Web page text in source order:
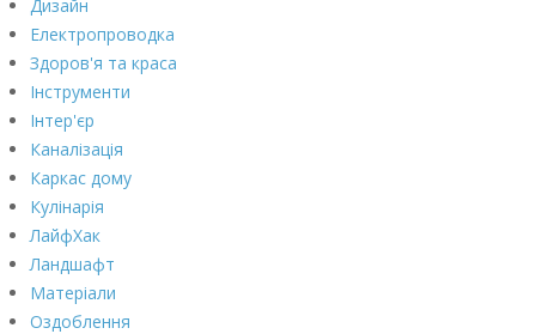
Дизайн
Електропроводка
Здоров'я та краса
Інструменти
Інтер'єр
Каналізація
Каркас дому
Кулінарія
ЛайфХак
Ландшафт
Матеріали
Оздоблення